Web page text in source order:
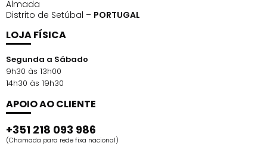
Almada
Distrito de Setúbal – PORTUGAL
LOJA FÍSICA
Segunda a Sábado
9h30 às 13h00
14h30 às 19h30
APOIO AO CLIENTE
+351 218 093 986
(Chamada para rede fixa nacional)